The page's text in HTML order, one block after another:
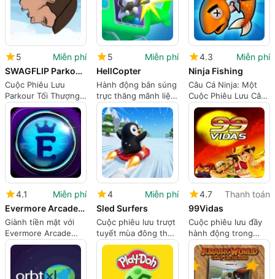
5
Miễn phí
SWAGFLIP Parkour Origins
Cuộc Phiêu Lưu
Parkour Tối Thượng
Đang Chờ Đợi Trong
SWAGFLIP
5
Miễn phí
HellCopter
Hành động bắn súng
trực thăng mãnh liệt
đang chờ đợi
4.3
Miễn phí
Ninja Fishing
Câu Cá Ninja: Một
Cuộc Phiêu Lưu Câu
Cá Độc Đáo
4.1
Miễn phí
Evermore Arcade: Win Cash
Giành tiền mặt với
Evermore Arcade
trên iPhone
4
Miễn phí
Sled Surfers
Cuộc phiêu lưu trượt
tuyết mùa đông thú
vị đang chờ đón
4.7
Thanh toán
99Vidas
Cuộc phiêu lưu đầy
hành động trong
99Vidas